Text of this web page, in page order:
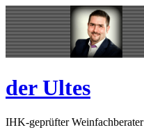
Skip
to
content
Open
Sidebar
der Ultes
IHK-geprüfter Weinfachberater